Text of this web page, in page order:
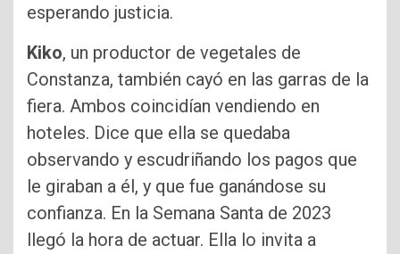
esperando justicia.
Kiko, un productor de vegetales de
Constanza, también cayó en las garras de la
fiera. Ambos coincidían vendiendo en
hoteles. Dice que ella se quedaba
observando y escudriñando los pagos que
le giraban a él, y que fue ganándose su
confianza. En la Semana Santa de 2023
llegó la hora de actuar. Ella lo invita a